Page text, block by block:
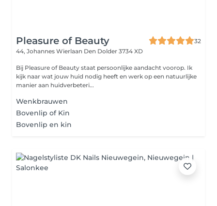
Pleasure of Beauty
32
44, Johannes Wierlaan Den Dolder 3734 XD
Bij Pleasure of Beauty staat persoonlijke aandacht voorop. Ik
kijk naar wat jouw huid nodig heeft en werk op een natuurlijke
manier aan huidverbeteri...
Wenkbrauwen
Bovenlip of Kin
Bovenlip en kin